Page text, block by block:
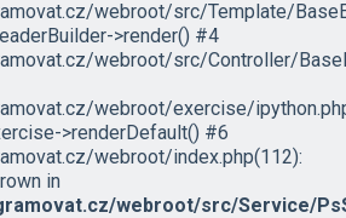
webroot/src/Template/
>render() #4
webroot/src/Controller/
webroot/exercise/
>renderDefault() #6
webroot/index.php(112):
in
webroot/src/Service/